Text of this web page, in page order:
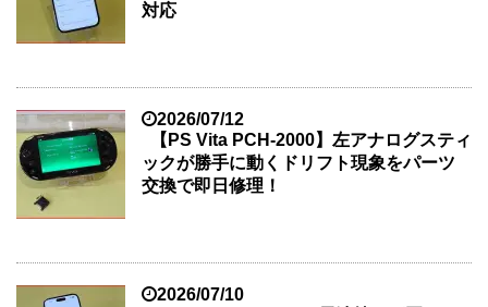
対応
2026/07/12
【PS Vita PCH-2000】左アナログスティ
ックが勝手に動くドリフト現象をパーツ
交換で即日修理！
2026/07/10